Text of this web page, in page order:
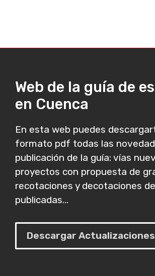
Web de la guía de
en Cuenca
En esta web puedes
formato pdf todas las
publicación de la guía: vías
proyectos con propuesta de
recotaciones y decotaciones
publicadas...
Descargar Actualizaciones